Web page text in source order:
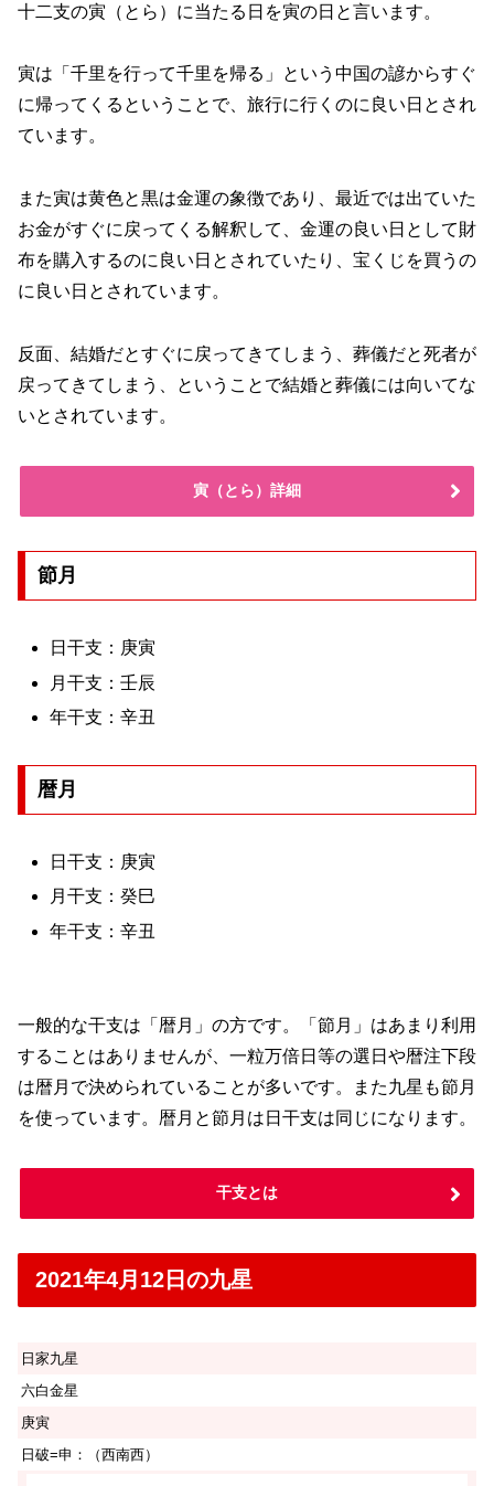
十二支の寅（とら）に当たる日を寅の日と言います。
寅は「千里を行って千里を帰る」という中国の諺からすぐ
に帰ってくるということで、旅行に行くのに良い日とされ
ています。
また寅は黄色と黒は金運の象徴であり、最近では出ていた
お金がすぐに戻ってくる解釈して、金運の良い日として財
布を購入するのに良い日とされていたり、宝くじを買うの
に良い日とされています。
反面、結婚だとすぐに戻ってきてしまう、葬儀だと死者が
戻ってきてしまう、ということで結婚と葬儀には向いてな
いとされています。
寅（とら）詳細
節月
日干支：庚寅
月干支：壬辰
年干支：辛丑
暦月
日干支：庚寅
月干支：癸巳
年干支：辛丑
一般的な干支は「暦月」の方です。「節月」はあまり利用
することはありませんが、一粒万倍日等の選日や暦注下段
は暦月で決められていることが多いです。また九星も節月
を使っています。暦月と節月は日干支は同じになります。
干支とは
2021年4月12日の九星
日家九星
六白金星
庚寅
日破=申：（西南西）